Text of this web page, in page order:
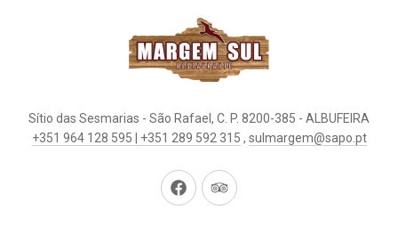
Sítio das Sesmarias - São Rafael, C. P. 8200-385 - ALBUFEIRA
+351 964 128 595 | +351 289 592 315 , sulmargem@sapo.pt
New
New